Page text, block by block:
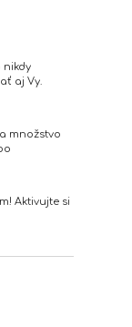
nikdy
aj Vy.
množstvo
Aktivujte si